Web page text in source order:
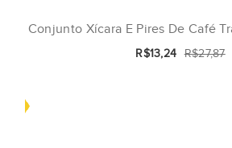
Conjunto Xícara E Pires De Café
R$13,24 R$27,87